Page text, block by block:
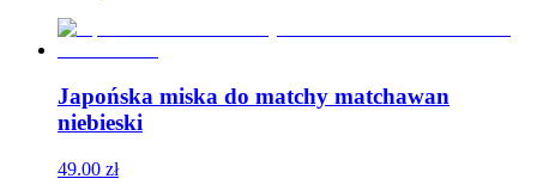
Japońska miska do matchy matchawan
niebieski
49.00 zł